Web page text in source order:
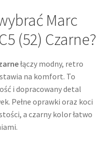
Marc
(52) Czarne?
łączy modny, retro
na komfort. To
i dopracowany detal
Pełne oprawki oraz koci
a czarny kolor łatwo